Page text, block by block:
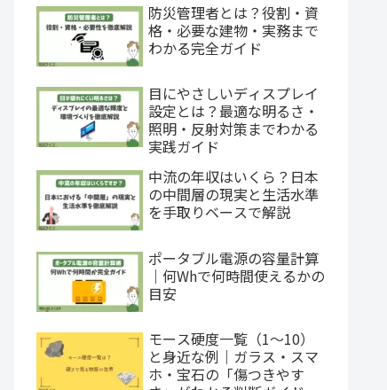
防災管理者とは？役割・資
格・必要な建物・実務まで
わかる完全ガイド
目にやさしいディスプレイ
設定とは？最適な明るさ・
照明・反射対策までわかる
実践ガイド
中流の年収はいくら？日本
の中間層の現実と生活水準
を手取りベースで解説
ポータブル電源の容量計算
｜何Whで何時間使えるかの
目安
モース硬度一覧（1〜10）
と身近な例｜ガラス・スマ
ホ・宝石の「傷つきやす